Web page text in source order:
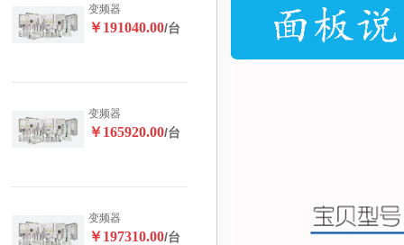
变频器
￥191040.00/台
变频器
￥165920.00/台
变频器
￥197310.00/台